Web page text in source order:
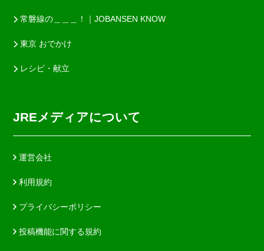
常磐線の＿＿＿！｜JOBANSEN KNOW
東京 おでかけ
レシピ・献立
JREメディアについて
運営会社
利用規約
プライバシーポリシー
投稿機能に関する規約